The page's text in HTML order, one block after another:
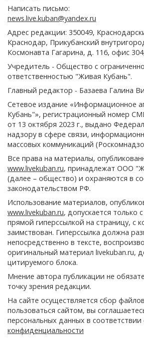
Написать письмо:
news.live.kuban@yandex.ru
Адрес редакции: 350049,
Краснодар, Прикубанский
Космонавта Гагарина, д. 116, офис
Учредитель - Общество с
ответственностью "Живая Кубань".
Главный редактор - Базаева Галина
Сетевое издание «Информационное
Кубань"», регистрационный номер
от 13 октября 2023 г., выдано
надзору в сфере связи,
массовых коммуникаций
Все права на материалы,
www.livekuban.ru, принадлежат ООО
(далее – общество) и охраняются в
законодательством РФ.
Использование материалов,
www.livekuban.ru, допускается только
прямой гиперссылкой на страницу, с
заимствован. Гиперссылка должна
непосредственно в тексте,
оригинальный материал livekuban.ru,
цитируемого блока.
Мнение автора публикации не
точку зрения редакции.
На сайте осуществляется сбор
пользоваться сайтом, вы
персональных данных в соответствии
конфиденциальности